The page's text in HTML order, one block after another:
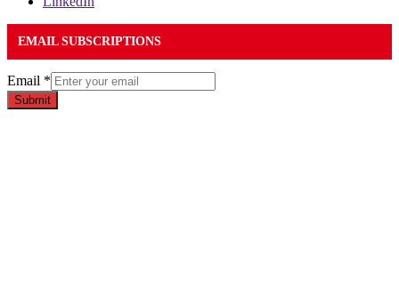
EMAIL SUBSCRIPTIONS
Email *
Submit